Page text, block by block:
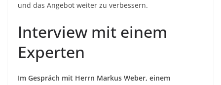
und das Angebot weiter zu verbessern.
Interview mit einem
Experten
Im Gespräch mit Herrn Markus Weber, einem